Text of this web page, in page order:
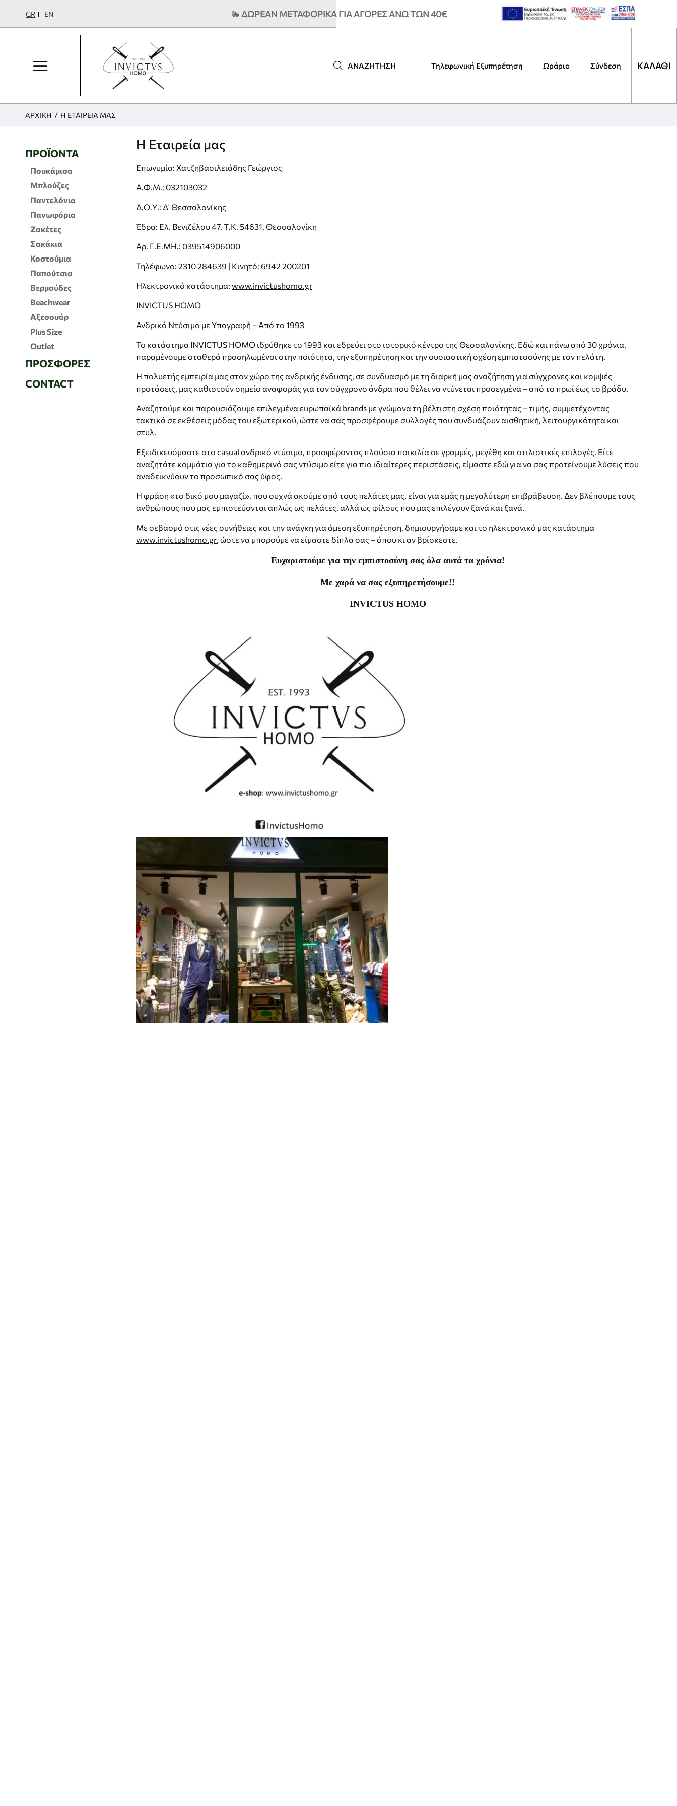
ΔΩΡΕΑΝ ΜΕΤΑΦΟΡΙΚΆ ΓΙΑ ΑΓΟΡΈΣ ΆΝΩ ΤΩΝ 40€
GR EN
ΠΡΟΪΌΝΤΑ
Πουκάμισα
Μπλούζες
Παντελόνια
Πανωφόρια
Ζακέτες
Σακάκια
Κοστούμια
Παπούτσια
Βερμούδες
Beachwear
Αξεσουάρ
Plus Size
Outlet
ΠΡΟΣΦΟΡΈΣ
CONTACT
ΑΝΑΖΉΤΗΣΗ
Τι
Αναζήτηση
Τηλεφωνική Εξυπηρέτηση Ωράριο Σύνδεση ΚΑΛΑΘΙ
ΑΡΧΙΚΉ H Η ΕΤΑΙΡΕΊΑ ΜΑΣ
Η Εταιρεία μας
Επωνυμία: Χατζηβασιλειάδης Γεώργιος
Α.Φ.Μ.: 032103032
Δ.Ο.Υ.: Δ' Θεσσαλονίκης
Έδρα: Ελ. Βενιζέλου 47, Τ.Κ. 54631, Θεσσαλονίκη
Αρ. Γ.Ε.ΜΗ.: 039514906000
Τηλέφωνο: 2310 284639 | Κινητό: 6942 200201
Ηλεκτρονικό κατάστημα: www.invictushomo.gr
INVICTUS HOMO
Ανδρικό Ντύσιμο με Υπογραφή – Από το 1993
Το κατάστημα INVICTUS HOMO ιδρύθηκε το 1993 και εδρεύει στο ιστορικό κέντρο της Θεσσαλονίκης. Εδώ και πάνω από 30 χρόνια,
παραμένουμε σταθερά προσηλωμένοι στην ποιότητα, την εξυπηρέτηση και την ουσιαστική σχέση εμπιστοσύνης με τον πελάτη.
Η πολυετής εμπειρία μας στον χώρο της ανδρικής ένδυσης, σε συνδυασμό με τη διαρκή μας αναζήτηση για σύγχρονες και κομψές
προτάσεις, μας καθιστούν σημείο αναφοράς για τον σύγχρονο άνδρα που θέλει να ντύνεται προσεγμένα – από το πρωί έως το βράδυ.
Αναζητούμε και παρουσιάζουμε επιλεγμένα ευρωπαϊκά brands με γνώμονα τη βέλτιστη σχέση ποιότητας – τιμής, συμμετέχοντας
τακτικά σε εκθέσεις μόδας του εξωτερικού, ώστε να σας προσφέρουμε συλλογές που συνδυάζουν αισθητική, λειτουργικότητα και
στυλ.
Εξειδικευόμαστε στο casual ανδρικό ντύσιμο, προσφέροντας πλούσια ποικιλία σε γραμμές, μεγέθη και στιλιστικές επιλογές. Είτε
αναζητάτε κομμάτια για το καθημερινό σας ντύσιμο είτε για πιο ιδιαίτερες περιστάσεις, είμαστε εδώ για να σας προτείνουμε λύσεις που
αναδεικνύουν το προσωπικό σας ύφος.
Η φράση «το δικό μου μαγαζί», που συχνά ακούμε από τους πελάτες μας, είναι για εμάς η μεγαλύτερη επιβράβευση. Δεν βλέπουμε τους
ανθρώπους που μας εμπιστεύονται απλώς ως πελάτες, αλλά ως φίλους που μας επιλέγουν ξανά και ξανά.
Με σεβασμό στις νέες συνήθειες και την ανάγκη για άμεση εξυπηρέτηση, δημιουργήσαμε και το ηλεκτρονικό μας κατάστημα
www.invictushomo.gr, ώστε να μπορούμε να είμαστε δίπλα σας – όπου κι αν βρίσκεστε.
Ευχαριστούμε για την εμπιστοσύνη σας όλα αυτά τα χρόνια!
Με χαρά να σας εξυπηρετήσουμε!!
INVICTUS HOMO